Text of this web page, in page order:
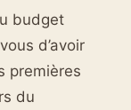
budget
d’avoir
premières
du